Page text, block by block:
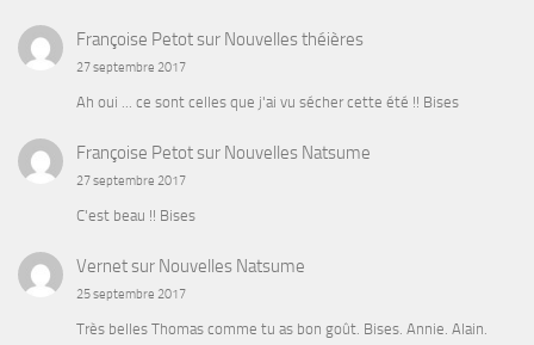
Françoise Petotsur Nouvelles théières
27 septembre 2017
Ah oui ... ce sont celles que j'ai vu sécher cette été !! Bises
Françoise Petotsur Nouvelles Natsume
27 septembre 2017
C'est beau !! Bises
Vernetsur Nouvelles Natsume
25 septembre 2017
Très belles Thomas comme tu as bon goût. Bises. Annie. Alain.